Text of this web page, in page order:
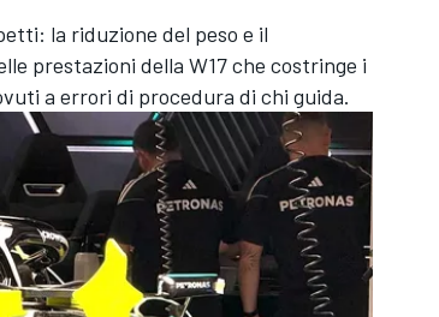
la riduzione del peso e il
prestazioni della W17 che costringe i
a errori di procedura di chi guida.